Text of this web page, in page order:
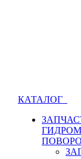
КАТАЛОГ